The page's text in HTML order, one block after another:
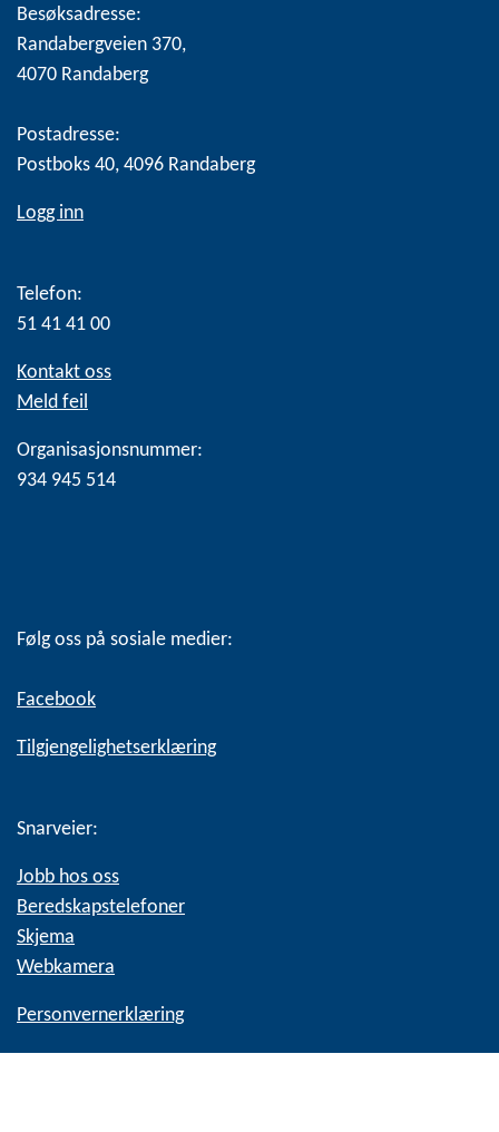
Besøksadresse:
Randabergveien 370,
4070 Randaberg
Postadresse:
Postboks 40, 4096 Randaberg
Logg inn
Telefon:
51 41 41 00
Kontakt oss
Meld feil
Organisasjonsnummer:
934 945 514
Følg oss på sosiale medier:
Facebook
Tilgjengelighetserklæring
Snarveier:
Jobb hos oss
Beredskapstelefoner
Skjema
Webkamera
Personvernerklæring